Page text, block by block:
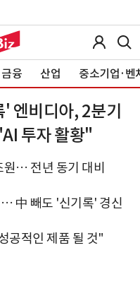
금융 산업 중소기업·벤
엔비디아, 2분기
투자 활황"
… 전년 동기 대비
中 빼도 '신기록' 경신
공적인 제품 될 것"